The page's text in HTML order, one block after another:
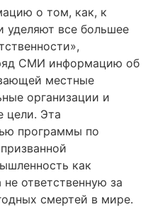
о том, как, к
уделяют все большее
СМИ информацию об
местные
организации и
цели. Эта
программы по
как
ответственную за
смертей в мире.